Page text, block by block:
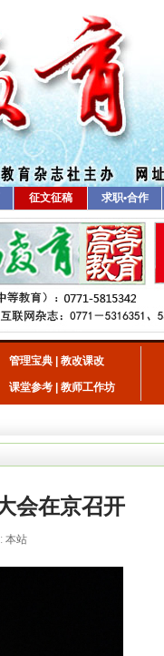
征文征稿 求职•合作
管理宝典 教改课改
课堂参考 教师工作坊
会在京召开
本站